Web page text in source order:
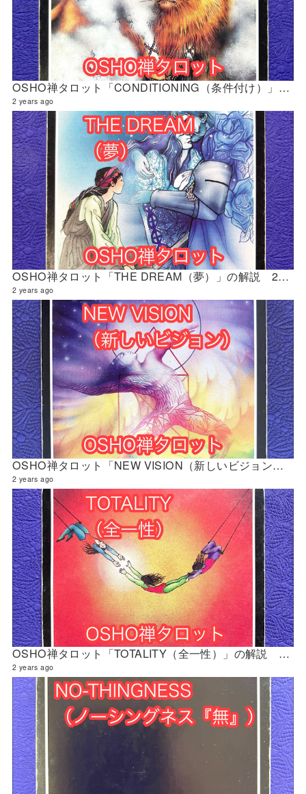
OSHO禅タロット「CONDITIONING（条件付け）」の解説 2024年5月の門鑑定（財門）
2 years ago
OSHO禅タロット「THE DREAM（夢）」の解説 2024年5月の門鑑定（創門）
2 years ago
OSHO禅タロット「NEW VISION（新しいビジョン）」の解説 2024年5月の門鑑定（立門）
2 years ago
OSHO禅タロット「TOTALITY（全一性）」の解説 2024年4月の門鑑定（創門）
2 years ago